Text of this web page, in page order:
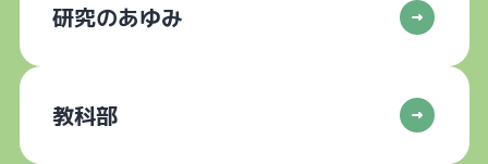
研究のあゆみ
教科部